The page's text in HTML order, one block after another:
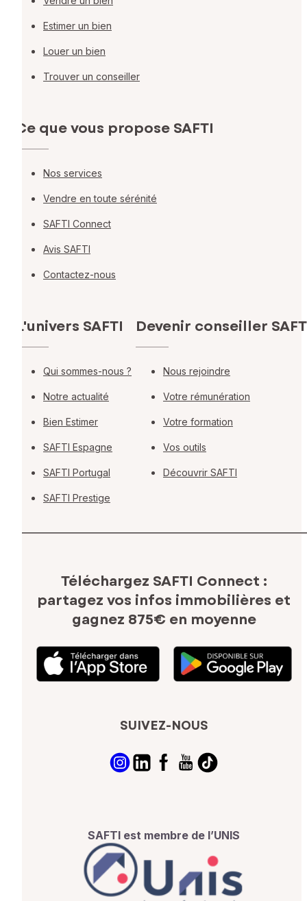
Estimer un bien
Louer un bien
Trouver un conseiller
Ce que vous propose SAFTI
Nos services
Vendre en toute sérénité
SAFTI Connect
Avis SAFTI
Contactez-nous
L'univers SAFTI
Qui sommes-nous ?
Notre actualité
Bien Estimer
SAFTI Espagne
SAFTI Portugal
SAFTI Prestige
Devenir conseiller
Nous rejoindre
Votre rémunération
Votre formation
Vos outils
Découvrir SAFTI
Téléchargez SAFTI Connect :
partagez vos infos immobilières et
gagnez 875€ en moyenne
SUIVEZ-NOUS
SAFTI est membre de l’UNIS